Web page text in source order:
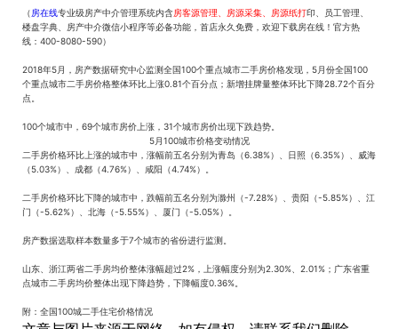
（房在线专业级房产中介管理系统内含房客源管理、房源采集、房源纸打印、员工管理、
楼盘字典、房产中介微信小程序等必备功能，首店永久免费，欢迎下载房在线！官方热
线：400-8080-590）
2018年5月，房产数据研究中心监测全国100个重点城市二手房价格发现，5月份全国100
个重点城市二手房价格整体环比上涨0.81个百分点；新增挂牌量整体环比下降28.72个百分
点。
100个城市中，69个城市房价上涨，31个城市房价出现下跌趋势。
5月100城市价格变动情况
二手房价格环比上涨的城市中，涨幅前五名分别为青岛（6.38%）、日照（6.35%）、威海
（5.03%）、成都（4.76%）、咸阳（4.74%）。
二手房价格环比下降的城市中，跌幅前五名分别为滁州（-7.28%）、贵阳（-5.85%）、江
门（-5.62%）、北海（-5.55%）、厦门（-5.05%）。
房产数据选取样本数量多于7个城市的省份进行监测。
山东、浙江两省二手房均价整体涨幅超过2%，上涨幅度分别为2.30%、2.01%；广东省重
点城市二手房均价整体出现下降趋势，下降幅度0.36%。
附：全国100城二手住宅价格情况